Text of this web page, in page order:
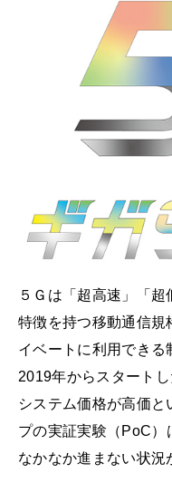
５Ｇは「超高速」「
特徴を持つ移動通信規
イベートに利用できる
2019年からスタート
システム価格が高価と
プの実証実験（PoC）
なかなか進まない状況